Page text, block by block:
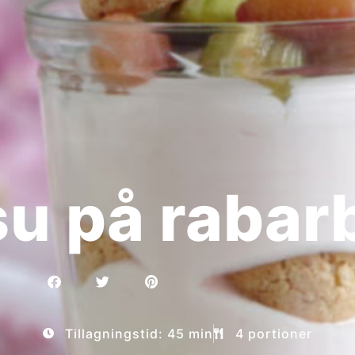
på
Tillagningstid: 45 min 4 portioner